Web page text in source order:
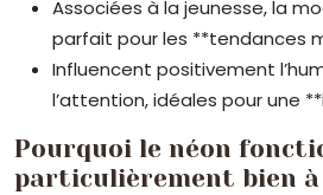
Associées à la jeunesse, la
parfait pour les **tendances
Influencent positivement
l’attention, idéales pour une
Pourquoi le néon
particulièrement bien à